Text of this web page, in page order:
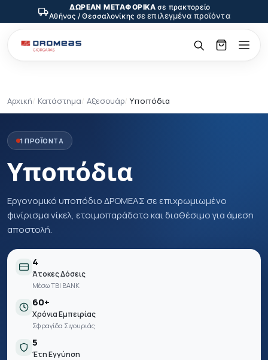
ΔΩΡΕΑΝ ΜΕΤΑΦΟΡΙΚΑ σε πρακτορείο
Αθήνας / Θεσσαλονίκης σε επιλεγμένα προϊόντα
Αρχική Κατάστημα Αξεσουάρ Υποπόδια
1 ΠΡΟΪΟΝΤΑ
Υποπόδια
Εργονομικό υποπόδιο ΔΡΟΜΕΑΣ σε επιχρωμιωμένο
φινίρισμα νίκελ, ετοιμοπαράδοτο και διαθέσιμο για άμεση
αποστολή.
4
Άτοκες Δόσεις
Μέσω TBI BANK
60+
Χρόνια Εμπειρίας
Σφραγίδα Σιγουριάς
5
Έτη Εγγύηση